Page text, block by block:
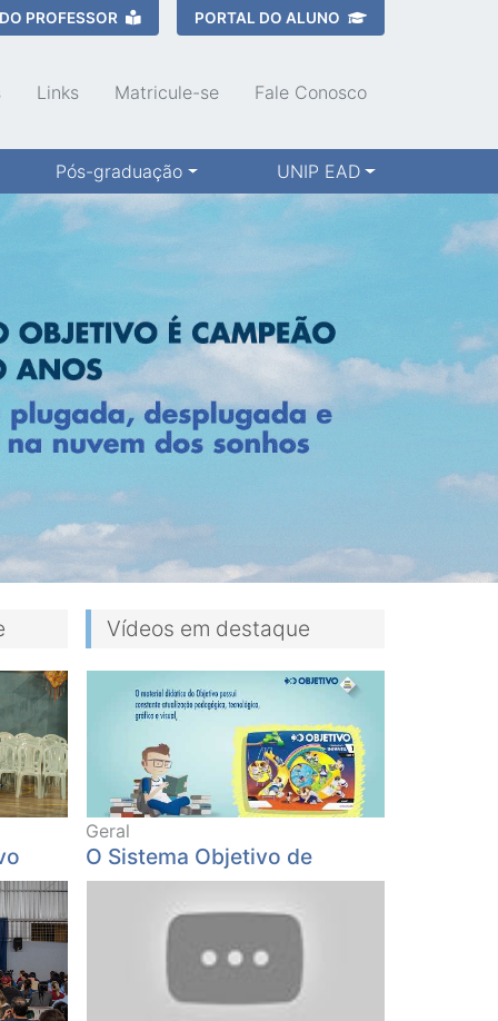
PROFESSOR PORTAL DO ALUNO
Links Matricule-se Fale Conosco
Pós-graduação UNIP EAD
Vídeos em destaque
Geral
O Sistema Objetivo de
Ensino